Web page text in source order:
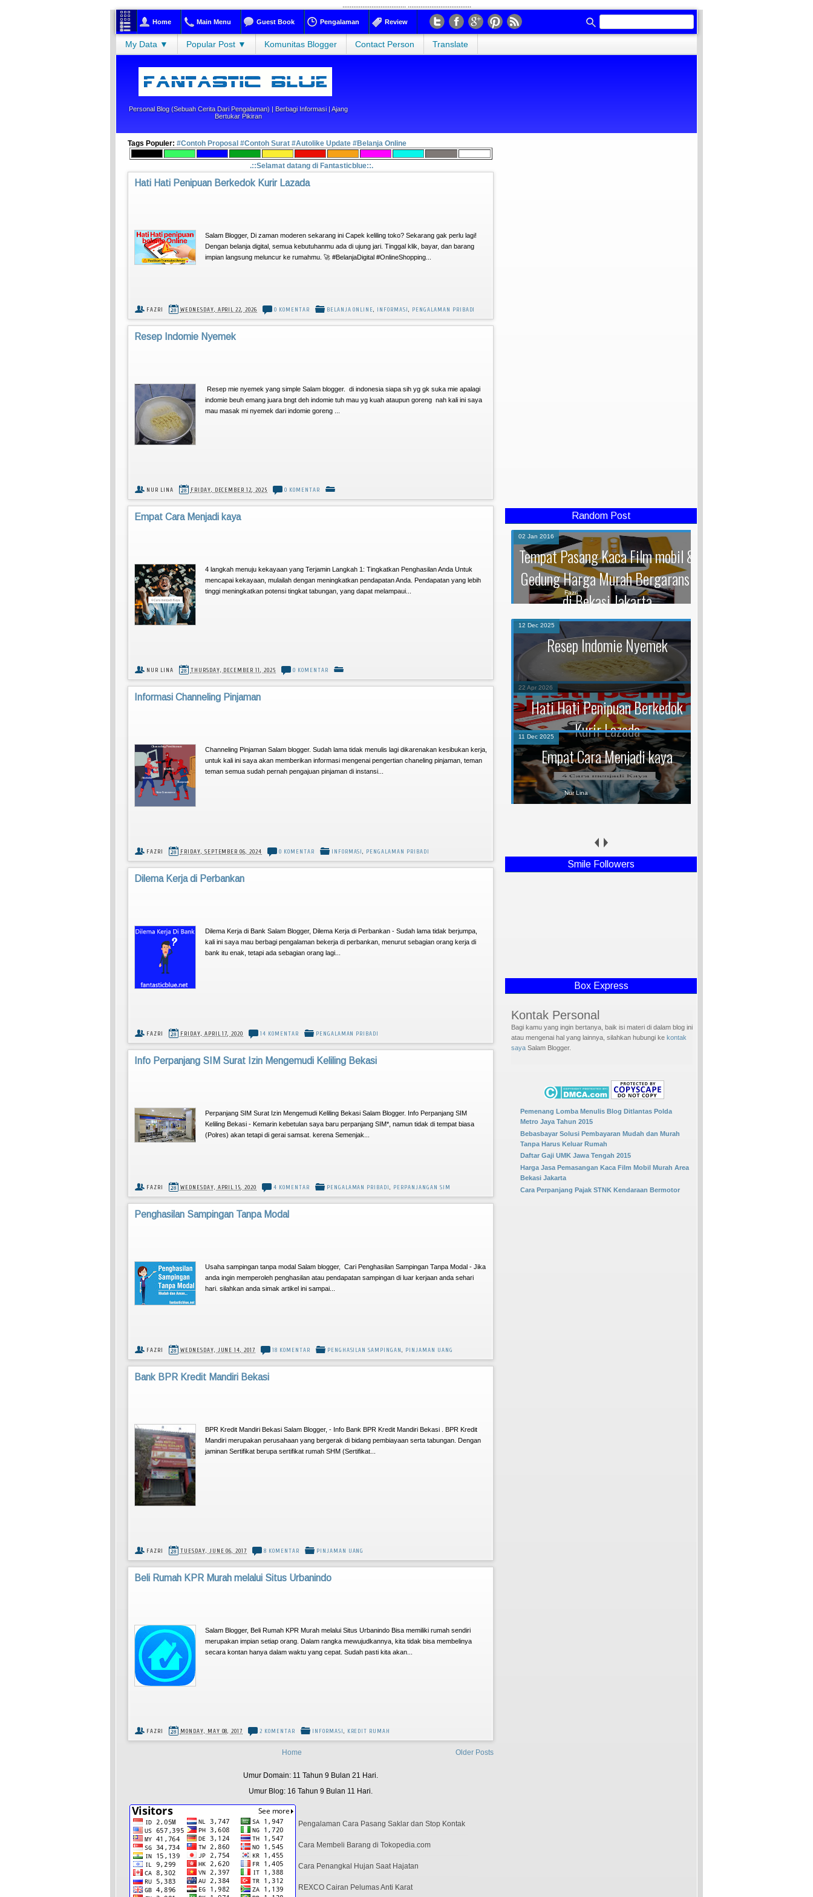
................................... ...................................
Home Main Menu Guest Book Pengalaman Review
My Data ▼ Popular Post ▼ Komunitas Blogger Contact Person Translate
Personal Blog (sebuah Cerita Dari Pengalaman) | Berbagi Informasi | Ajang
Bertukar Pikiran
Tags Populer: #Contoh Proposal #Contoh Surat #Autolike Update #Belanja Online
.::Selamat datang di Fantasticblue::.
Hati Hati Penipuan Berkedok Kurir Lazada
Salam Blogger, Di zaman moderen sekarang ini Capek keliling toko? Sekarang gak perlu lagi!
Dengan belanja digital, semua kebutuhanmu ada di ujung jari. Tinggal klik, bayar, dan barang
impian langsung meluncur ke rumahmu. 🚀 #BelanjaDigital #OnlineShopping...
FAZRI WEDNESDAY, APRIL 22, 2026 0 KOMENTAR BELANJA ONLINE, INFORMASI, PENGALAMAN PRIBADI
Resep Indomie Nyemek
Resep mie nyemek yang simple Salam blogger. di indonesia siapa sih yg gk suka mie apalagi
indomie beuh emang juara bngt deh indomie tuh mau yg kuah ataupun goreng nah kali ini saya
mau masak mi nyemek dari indomie goreng ...
NUR LINA FRIDAY, DECEMBER 12, 2025 0 KOMENTAR
Empat Cara Menjadi kaya
4 langkah menuju kekayaan yang Terjamin Langkah 1: Tingkatkan Penghasilan Anda Untuk
mencapai kekayaan, mulailah dengan meningkatkan pendapatan Anda. Pendapatan yang lebih
tinggi meningkatkan potensi tingkat tabungan, yang dapat melampaui...
NUR LINA THURSDAY, DECEMBER 11, 2025 0 KOMENTAR
Informasi Channeling Pinjaman
Channeling Pinjaman Salam blogger. Sudah lama tidak menulis lagi dikarenakan kesibukan kerja,
untuk kali ini saya akan memberikan informasi mengenai pengertian chaneling pinjaman, teman
teman semua sudah pernah pengajuan pinjaman di instansi...
FAZRI FRIDAY, SEPTEMBER 06, 2024 0 KOMENTAR INFORMASI, PENGALAMAN PRIBADI
Dilema Kerja di Perbankan
Dilema Kerja di Bank Salam Blogger, Dilema Kerja di Perbankan - Sudah lama tidak berjumpa,
kali ini saya mau berbagi pengalaman bekerja di perbankan, menurut sebagian orang kerja di
bank itu enak, tetapi ada sebagian orang lagi...
FAZRI FRIDAY, APRIL 17, 2020 14 KOMENTAR PENGALAMAN PRIBADI
Info Perpanjang SIM Surat Izin Mengemudi Keliling Bekasi
Perpanjang SIM Surat Izin Mengemudi Keliling Bekasi Salam Blogger. Info Perpanjang SIM
Keliling Bekasi - Kemarin kebetulan saya baru perpanjang SIM*, namun tidak di tempat biasa
(Polres) akan tetapi di gerai samsat. kerena Semenjak...
FAZRI WEDNESDAY, APRIL 15, 2020 4 KOMENTAR PENGALAMAN PRIBADI, PERPANJANGAN SIM
Penghasilan Sampingan Tanpa Modal
Usaha sampingan tanpa modal Salam blogger, Cari Penghasilan Sampingan Tanpa Modal - Jika
anda ingin memperoleh penghasilan atau pendapatan sampingan di luar kerjaan anda sehari
hari. silahkan anda simak artikel ini sampai...
FAZRI WEDNESDAY, JUNE 14, 2017 18 KOMENTAR PENGHASILAN SAMPINGAN, PINJAMAN UANG
Bank BPR Kredit Mandiri Bekasi
BPR Kredit Mandiri Bekasi Salam Blogger, - Info Bank BPR Kredit Mandiri Bekasi . BPR Kredit
Mandiri merupakan perusahaan yang bergerak di bidang pembiayaan serta tabungan. Dengan
jaminan Sertifikat berupa sertifikat rumah SHM (Sertifikat...
FAZRI TUESDAY, JUNE 06, 2017 8 KOMENTAR PINJAMAN UANG
Beli Rumah KPR Murah melalui Situs Urbanindo
Salam Blogger, Beli Rumah KPR Murah melalui Situs Urbanindo Bisa memiliki rumah sendiri
merupakan impian setiap orang. Dalam rangka mewujudkannya, kita tidak bisa membelinya
secara kontan hanya dalam waktu yang cepat. Sudah pasti kita akan...
FAZRI MONDAY, MAY 08, 2017 2 KOMENTAR INFORMASI, KREDIT RUMAH
Older Posts
Home
Umur Domain: 11 Tahun 9 Bulan 21 Hari.
Umur Blog: 16 Tahun 9 Bulan 11 Hari.
Pengalaman Cara Pasang Saklar dan Stop Kontak
Cara Membeli Barang di Tokopedia.com
Cara Penangkal Hujan Saat Hajatan
REXCO Cairan Pelumas Anti Karat
Random Post
Tempat Pasang Kaca Film mobil &
Gedung Harga Murah Bergaransi
di Bekasi Jakarta
02 Jan 2016
Fazri
Hati Hati Penipuan Berkedok
Kurir Lazada
22 Apr 2026
Resep Indomie Nyemek
Empat Cara Menjadi kaya
11 Dec 2025
Smile Followers
Box Express
Terimakasih sudah mengunjungi blog ini, Supaya lebih akrab
FOLLOW BLOG INI, Jangan lupa tinggalin jejaknya.
Kontak Personal
Bagi kamu yang ingin bertanya, baik isi materi di dalam blog ini
atau mengenai hal yang lainnya, silahkan hubungi kekontak
saya Salam Blogger.
Pemenang Lomba Menulis Blog Ditlantas Polda
Metro Jaya Tahun 2015
Bebasbayar Solusi Pembayaran Mudah dan Murah
Tanpa Harus Keluar Rumah
Daftar Gaji UMK Jawa Tengah 2015
Harga Jasa Pemasangan Kaca Film Mobil Murah Area
Bekasi Jakarta
Cara Perpanjang Pajak STNK Kendaraan Bermotor